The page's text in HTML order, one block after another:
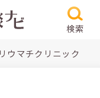
検索
ウマチクリニック